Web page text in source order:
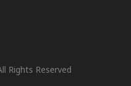
Rights Reserved